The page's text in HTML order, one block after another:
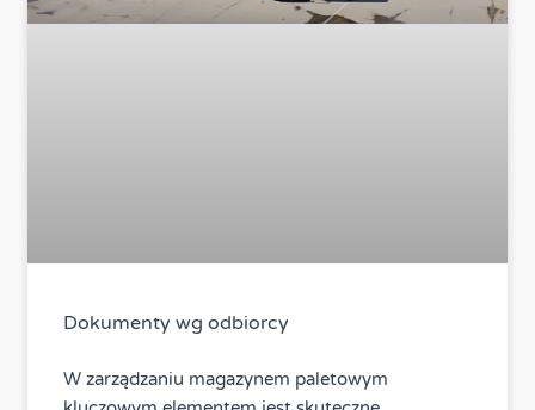
Dokumenty wg odbiorcy
W zarządzaniu magazynem paletowym